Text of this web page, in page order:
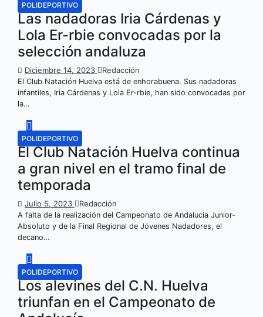
POLIDEPORTIVO
Las nadadoras Iria Cárdenas y
Lola Er-rbie convocadas por la
selección andaluza
Diciembre 14, 2023 Redacción
El Club Natación Huelva está de enhorabuena. Sus nadadoras
infantiles, Iria Cárdenas y Lola Er-rbie, han sido convocadas por
la…
POLIDEPORTIVO
El Club Natación Huelva continua
a gran nivel en el tramo final de
temporada
Julio 5, 2023 Redacción
A falta de la realización del Campeonato de Andalucía Junior-
Absoluto y de la Final Regional de Jóvenes Nadadores, el
decano…
POLIDEPORTIVO
Los alevines del C.N. Huelva
triunfan en el Campeonato de